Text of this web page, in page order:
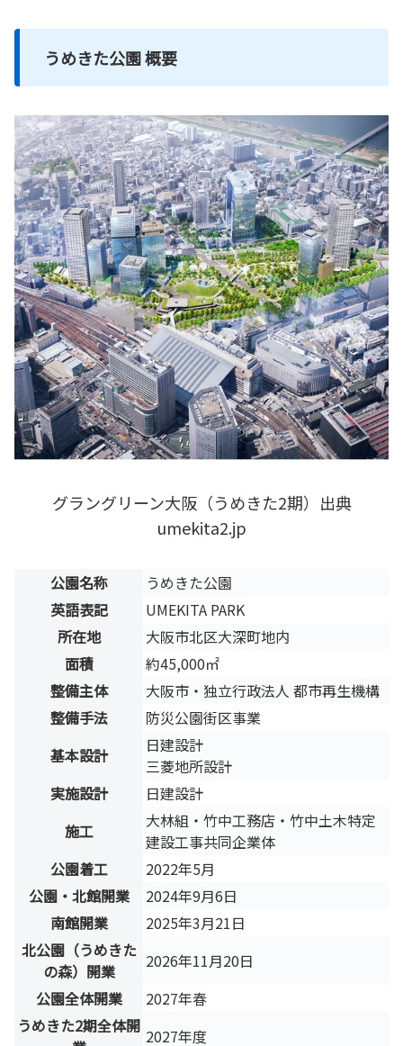
うめきた公園 概要
グラングリーン大阪（うめきた2期）出典
umekita2.jp
公園名称
うめきた公園
英語表記
UMEKITA PARK
所在地
大阪市北区大深町地内
面積
約45,000㎡
整備主体
大阪市・独立行政法人 都市再生機構
整備手法
防災公園街区事業
基本設計
日建設計
三菱地所設計
実施設計
日建設計
施工
大林組・竹中工務店・竹中土木特定
建設工事共同企業体
公園着工
2022年5月
公園・北館開業
2024年9月6日
南館開業
2025年3月21日
北公園（うめきた
の森）開業
2026年11月20日
公園全体開業
2027年春
うめきた2期全体開 2027年度